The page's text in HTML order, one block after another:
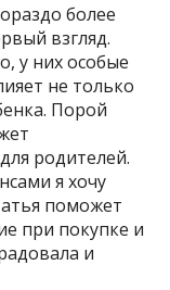
более
взгляд.
у них особые
не только
Порой
родителей.
я хочу
поможет
при покупке и
и